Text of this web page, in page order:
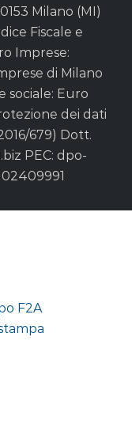
Milano (MI)
Fiscale e
Imprese:
di Milano
sociale: Euro
dei dati
679) Dott.
PEC: dpo-
F2A